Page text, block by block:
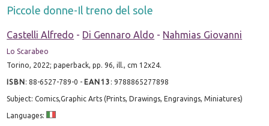
Piccole donne-Il treno del sole
Castelli Alfredo - Di Gennaro Aldo - Nahmias Giovanni
Lo Scarabeo
Torino, 2022; paperback, pp. 96, ill., cm 12x24.
ISBN:88-6527-789-0 - EAN13 :9788865277898
Subject: Comics,Graphic Arts (Prints, Drawings, Engravings, Miniatures)
Languages: